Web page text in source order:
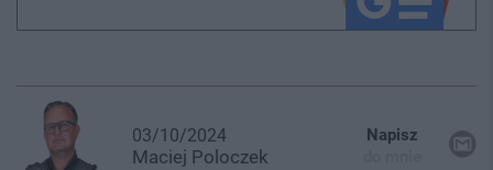
03/10/2024
Maciej Poloczek
Napisz